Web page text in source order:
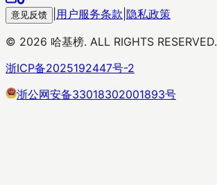
意见反馈 用户服务条款 隐私政策
© 2026 哈基榜. ALL RIGHTS RESERVED.
浙ICP备2025192447号-2
浙公网安备33018302001893号